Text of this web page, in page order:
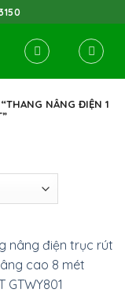
NÂNG ĐIỆN 1